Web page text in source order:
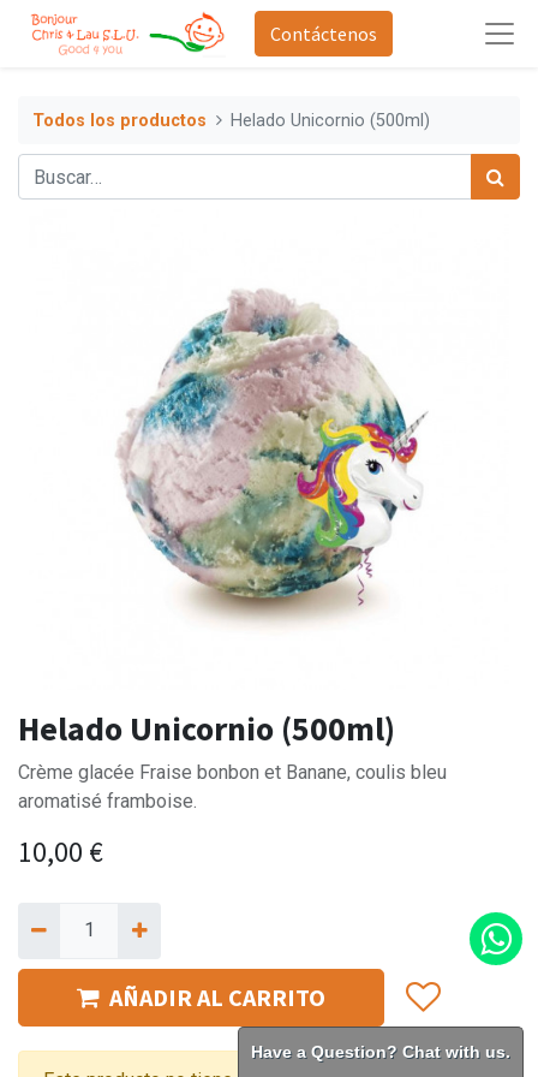
Contáctenos
Todos los productos Helado Unicornio (500ml)
Helado Unicornio (500ml)
Crème glacée Fraise bonbon et Banane, coulis bleu
aromatisé framboise.
10,00 €
AÑADIR AL CARRITO
Have a Question? Chat with us.